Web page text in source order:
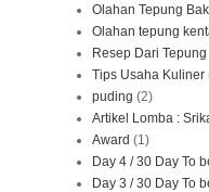
Olahan Tepung
Olahan tepung
Resep Dari
Tips Usaha Kuliner
puding (2)
Artikel Lomba :
Award (1)
Day 4 / 30 Day To
Day 3 / 30 Day To